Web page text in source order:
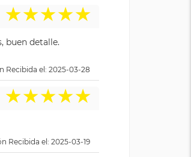
★★★★★
buen detalle.
Recibida el: 2025-03-28
★★★★★
Recibida el: 2025-03-19